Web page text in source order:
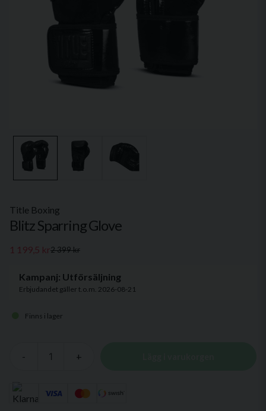
Title Boxing
Blitz Sparring Glove
2 399 kr
1 199,5 kr
Kampanj: Utförsäljning
Erbjudandet gäller t.o.m. 2026-08-21
Finns i lager
- +